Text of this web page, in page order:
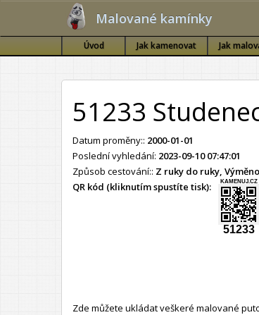
Malované kamínky
Úvod Jak kamenovat Jak
51233
Datum proměny:: 2000-01-01
Poslední vyhledání: 2023-09-10 07:47:01
Způsob cestování:: Z ruky do ruky,
QR kód (kliknutím spustíte tisk):
KAMENUJ.CZ
51233
Zde můžete ukládat veškeré malované